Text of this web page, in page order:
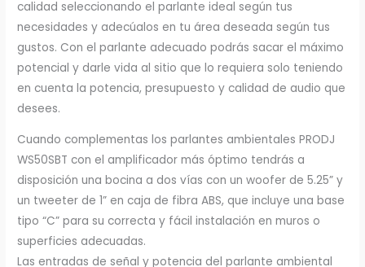
calidad seleccionando el parlante ideal según tus
necesidades y adecúalos en tu área deseada según tus
gustos. Con el parlante adecuado podrás sacar el máximo
potencial y darle vida al sitio que lo requiera solo teniendo
en cuenta la potencia, presupuesto y calidad de audio que
desees.
Cuando complementas los parlantes ambientales PRODJ
WS50SBT con el amplificador más óptimo tendrás a
disposición una bocina a dos vías con un woofer de 5.25” y
un tweeter de 1” en caja de fibra ABS, que incluye una base
tipo “C” para su correcta y fácil instalación en muros o
superficies adecuadas.
Las entradas de señal y potencia del parlante ambiental